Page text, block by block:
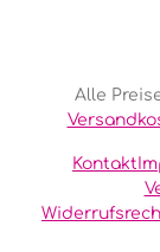
Alle
Kontakt